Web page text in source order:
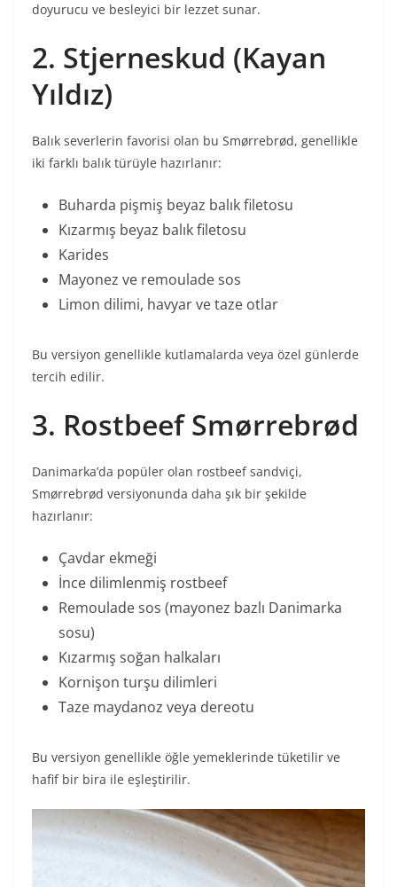
doyurucu ve besleyici bir lezzet sunar.
2. Stjerneskud (Kayan
Yıldız)
Balık severlerin favorisi olan bu Smørrebrød, genellikle
iki farklı balık türüyle hazırlanır:
Buharda pişmiş beyaz balık filetosu
Kızarmış beyaz balık filetosu
Karides
Mayonez ve remoulade sos
Limon dilimi, havyar ve taze otlar
Bu versiyon genellikle kutlamalarda veya özel günlerde
tercih edilir.
3. Rostbeef Smørrebrød
Danimarka’da popüler olan rostbeef sandviçi,
Smørrebrød versiyonunda daha şık bir şekilde
hazırlanır:
Çavdar ekmeği
İnce dilimlenmiş rostbeef
Remoulade sos (mayonez bazlı Danimarka
sosu)
Kızarmış soğan halkaları
Kornişon turşu dilimleri
Taze maydanoz veya dereotu
Bu versiyon genellikle öğle yemeklerinde tüketilir ve
hafif bir bira ile eşleştirilir.